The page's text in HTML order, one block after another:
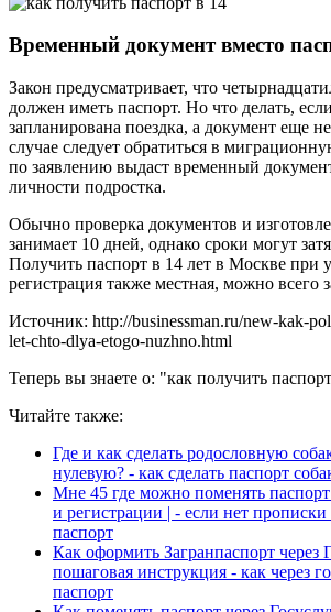
Временный документ вместо
Закон предусматривает, что
должен иметь паспорт. Но что делать,
запланирована поездка, а документ еще
случае следует обратиться в
по заявлению выдаст временный
личности подростка.
Обычно проверка документов и
занимает 10 дней, однако сроки могут
Получить паспорт в 14 лет в Москве при
регистрация также местная, можно всего
Источник: http://businessman.ru/new-kak-
let-chto-dlya-etogo-nuzhno.html
Теперь вы знаете о: "как получить
Читайте также:
Где и как сделать родословную
нулевую? - как сделать паспорт
Мне 45 где можно поменять
и регистрации | - если нет прописки
паспорт
Как оформить Загранпаспорт через
пошаговая инструкция - как через
паспорт